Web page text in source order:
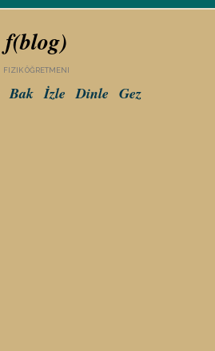
f(blog)
FIZIK ÖĞRETMENI
Bak İzle Dinle Gez